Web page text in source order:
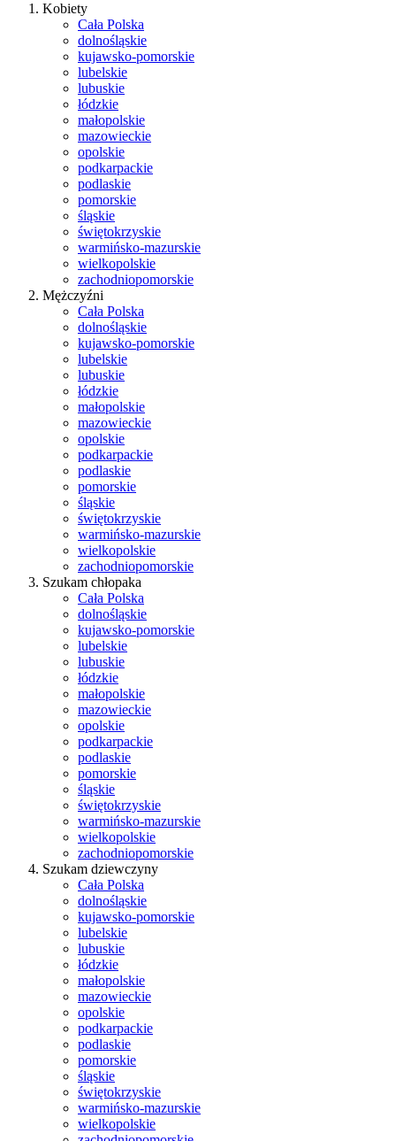
Kobiety
Cała Polska
dolnośląskie
kujawsko-pomorskie
lubelskie
lubuskie
łódzkie
małopolskie
mazowieckie
opolskie
podkarpackie
podlaskie
pomorskie
śląskie
świętokrzyskie
warmińsko-mazurskie
wielkopolskie
zachodniopomorskie
Mężczyźni
Cała Polska
dolnośląskie
kujawsko-pomorskie
lubelskie
lubuskie
łódzkie
małopolskie
mazowieckie
opolskie
podkarpackie
podlaskie
pomorskie
śląskie
świętokrzyskie
warmińsko-mazurskie
wielkopolskie
zachodniopomorskie
Szukam chłopaka
Cała Polska
dolnośląskie
kujawsko-pomorskie
lubelskie
lubuskie
łódzkie
małopolskie
mazowieckie
opolskie
podkarpackie
podlaskie
pomorskie
śląskie
świętokrzyskie
warmińsko-mazurskie
wielkopolskie
zachodniopomorskie
Szukam dziewczyny
Cała Polska
dolnośląskie
kujawsko-pomorskie
lubelskie
lubuskie
łódzkie
małopolskie
mazowieckie
opolskie
podkarpackie
podlaskie
pomorskie
śląskie
świętokrzyskie
warmińsko-mazurskie
wielkopolskie